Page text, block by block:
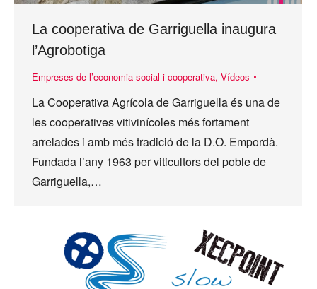
La cooperativa de Garriguella inaugura
l’Agrobotiga
Empreses de l’economia social i cooperativa, Vídeos
La Cooperativa Agrícola de Garriguella és una de
les cooperatives vitivinícoles més fortament
arrelades i amb més tradició de la D.O. Empordà.
Fundada l’any 1963 per viticultors del poble de
Garriguella,…